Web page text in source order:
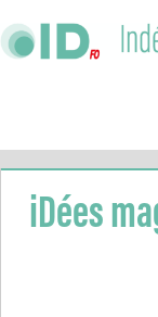
to
Direction
iDées